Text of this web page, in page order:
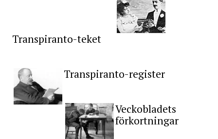
Transpiranto-teket
Transpiranto-register
Veckobladets
förkortningar